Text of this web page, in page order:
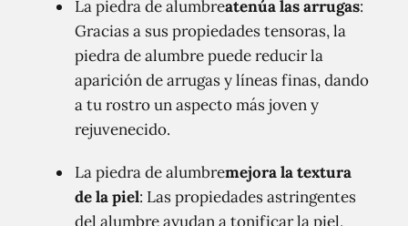
La piedra de alumbreatenúa las arrugas:
Gracias a sus propiedades tensoras, la
piedra de alumbre puede reducir la
aparición de arrugas y líneas finas, dando
a tu rostro un aspecto más joven y
rejuvenecido.
La piedra de alumbremejora la textura
de la piel: Las propiedades astringentes
del alumbre ayudan a tonificar la piel,